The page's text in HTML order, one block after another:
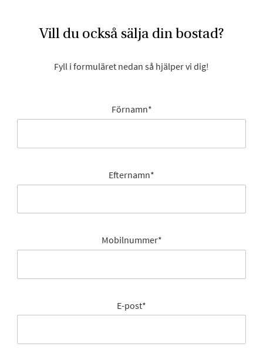
Vill du också sälja din bostad?
Fyll i formuläret nedan så hjälper vi dig!
Förnamn*
Efternamn*
Mobilnummer*
E-post*